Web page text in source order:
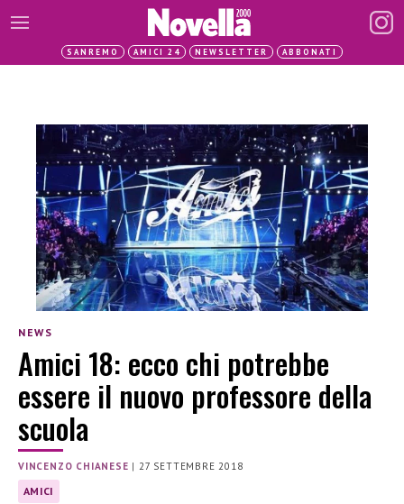
SANREMO AMICI 24 NEWSLETTER ABBONATI
NEWS
Amici 18: ecco chi potrebbe
essere il nuovo professore della
scuola
VINCENZO CHIANESE |27 SETTEMBRE 2018
AMICI